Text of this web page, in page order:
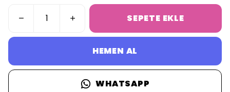
SEPETE EKLE
HEMEN AL
WHATSAPP